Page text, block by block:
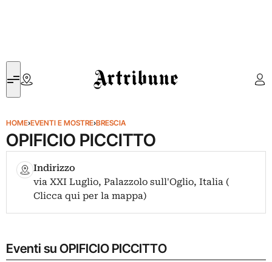
Artribune
HOME›EVENTI E MOSTRE›BRESCIA
OPIFICIO PICCITTO
Indirizzo
via XXI Luglio, Palazzolo sull'Oglio, Italia (
Clicca qui per la mappa)
Eventi su OPIFICIO PICCITTO